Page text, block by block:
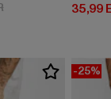
EUR
Aktionspreis: 59,99
35,99
-25%